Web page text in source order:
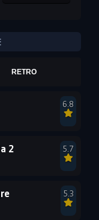
RETRO
6.8
2 5.7
5.3